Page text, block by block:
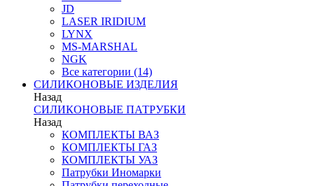
JD
LASER IRIDIUM
LYNX
MS-MARSHAL
NGK
Все категории (14)
СИЛИКОНОВЫЕ ИЗДЕЛИЯ
Назад
СИЛИКОНОВЫЕ ПАТРУБКИ
Назад
КОМПЛЕКТЫ ВАЗ
КОМПЛЕКТЫ ГАЗ
КОМПЛЕКТЫ УАЗ
Патрубки Иномарки